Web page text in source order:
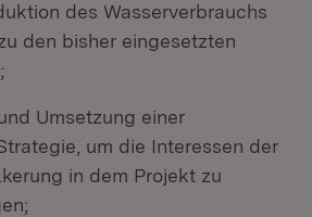
des Wasserverbrauchs
den bisher eingesetzten
Umsetzung einer
um die Interessen der
in dem Projekt zu